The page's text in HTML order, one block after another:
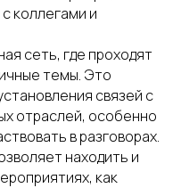
коллегами и
сеть, где проходят
темы. Это
связей с
отраслей, особенно
в разговорах.
находить и
как